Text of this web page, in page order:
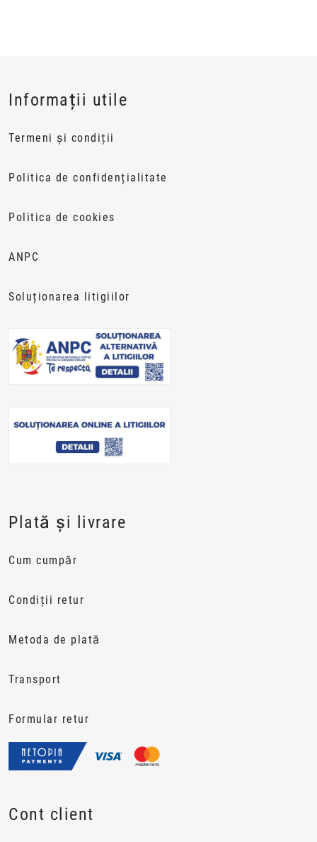
Informații utile
Termeni și condiții
Politica de confidențialitate
Politica de cookies
ANPC
Soluționarea litigiilor
Plată și livrare
Cum cumpăr
Condiții retur
Metoda de plată
Transport
Formular retur
Cont client